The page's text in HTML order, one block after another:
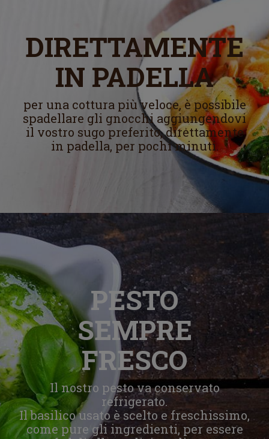
DIRETTAMENTE
IN PADELLA
per una cottura più veloce, è possibile
spadellare gli gnocchi aggiungendovi
il vostro sugo preferito, direttamente
in padella, per pochi minuti.
PESTO
SEMPRE
FRESCO
Il nostro pesto va conservato
refrigerato.
Il basilico usato è scelto e freschissimo,
come pure gli ingredienti, per essere